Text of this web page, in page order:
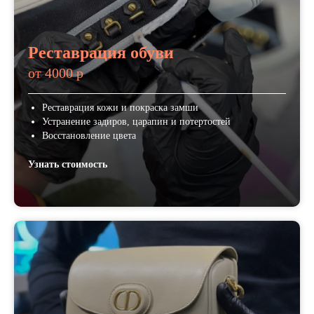
Реставрация обуви
от 4000 р
Реставрация кожи и покраска замши
Устранение задиров, царапин и потертостей
Восстановление цвета
Узнать стоимость